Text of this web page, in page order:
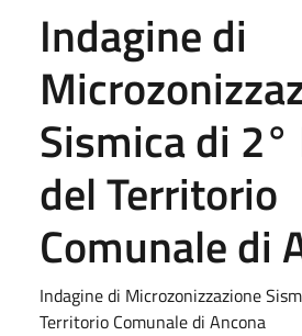
Indagine di
Sismica di
del Territorio
Comunale di
Indagine di Microzonizzazione
Territorio Comunale di Ancona